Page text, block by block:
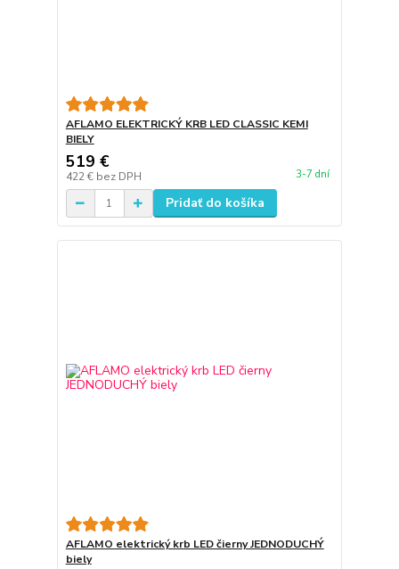
AFLAMO ELEKTRICKÝ KRB LED CLASSIC KEMI
BIELY
519 €
422 € bez DPH 3-7 dní
Pridať do košíka
AFLAMO elektrický krb LED čierny JEDNODUCHÝ
biely